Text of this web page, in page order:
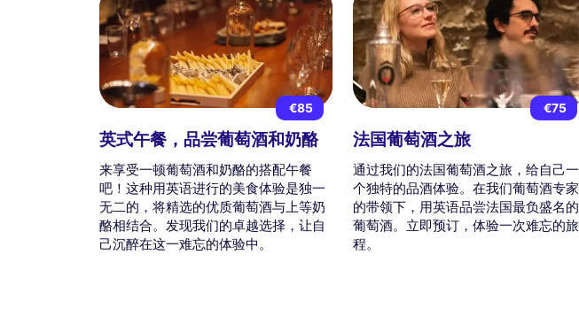
€85
英式午餐，品尝葡萄酒和奶酪
来享受一顿葡萄酒和奶酪的搭配午餐
吧！这种用英语进行的美食体验是独一
无二的，将精选的优质葡萄酒与上等奶
酪相结合。发现我们的卓越选择，让自
己沉醉在这一难忘的体验中。
€75
法国葡萄酒之旅
通过我们的法国葡萄酒之旅，给自己一
个独特的品酒体验。在我们葡萄酒专家
的带领下，用英语品尝法国最负盛名的
葡萄酒。立即预订，体验一次难忘的旅
程。